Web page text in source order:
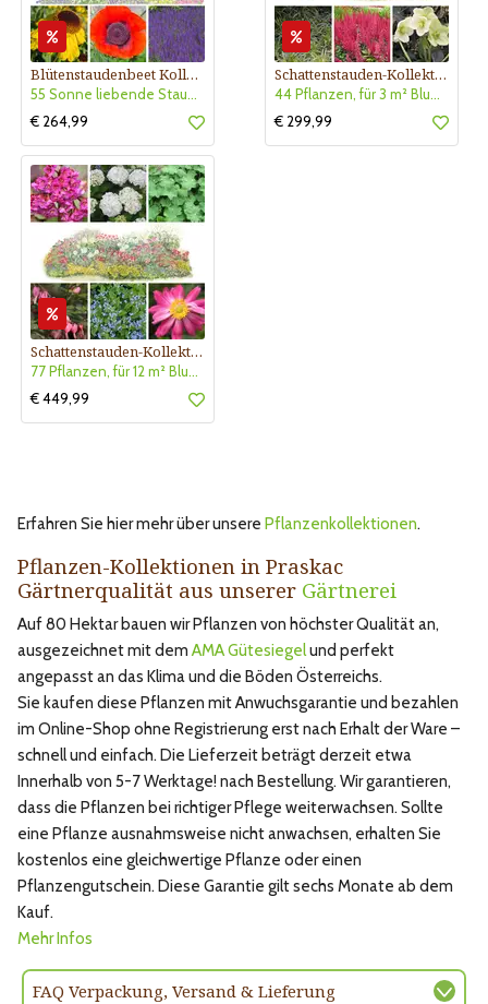
Blütenstaudenbeet Kollektion Nr. 504
55 Sonne liebende Stauden für 6 m² Beet mit Pflanzplan
€ 264,99
Schattenstauden-Kollektion Nr. 620
44 Pflanzen, für 3 m² Blumenbeet, halbschattig - schattig
€ 299,99
Schattenstauden-Kollektion Nr. 630
77 Pflanzen, für 12 m² Blumenbeet, halbschattig - schattig
€ 449,99
Erfahren Sie hier mehr über unsere Pflanzenkollektionen.
Pflanzen-Kollektionen in Praskac
Gärtnerqualität aus unserer Gärtnerei
Auf 80 Hektar bauen wir Pflanzen von höchster Qualität an,
ausgezeichnet mit dem AMA Gütesiegelund perfekt
angepasst an das Klima und die Böden Österreichs.
Sie kaufen diese Pflanzen mit Anwuchsgarantie und bezahlen
im Online-Shop ohne Registrierung erst nach Erhalt der Ware –
schnell und einfach. Die Lieferzeit beträgt derzeit etwa
Innerhalb von 5-7 Werktage! nach Bestellung. Wir garantieren,
dass die Pflanzen bei richtiger Pflege weiterwachsen. Sollte
eine Pflanze ausnahmsweise nicht anwachsen, erhalten Sie
kostenlos eine gleichwertige Pflanze oder einen
Pflanzengutschein. Diese Garantie gilt sechs Monate ab dem
Kauf.
Mehr Infos
FAQ Verpackung, Versand & Lieferung